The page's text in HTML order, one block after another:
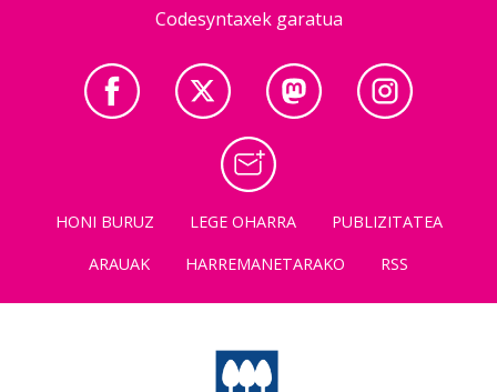
Codesyntaxek garatua
HONI BURUZ LEGE OHARRA
PUBLIZITATEA
ARAUAK
HARREMANETARAKO RSS